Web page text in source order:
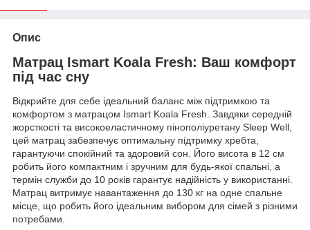
Опис
Матрац Ismart Koala Fresh: Ваш комфорт
під час сну
Відкрийте для себе ідеальний баланс між підтримкою та
комфортом з матрацом Ismart Koala Fresh. Завдяки середній
жорсткості та високоеластичному пінополіуретану Sleep Well,
цей матрац забезпечує оптимальну підтримку хребта,
гарантуючи спокійний та здоровий сон. Його висота в 12 см
робить його компактним і зручним для будь-якої спальні, а
термін служби до 10 років гарантує надійність у використанні.
Матрац витримує навантаження до 130 кг на одне спальне
місце, що робить його ідеальним вибором для сімей з різними
потребами.